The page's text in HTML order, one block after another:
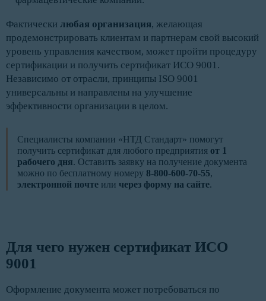
Фактически любая организация, желающая
продемонстрировать клиентам и партнерам свой высокий
уровень управления качеством, может пройти процедуру
сертификации и получить сертификат ИСО 9001.
Независимо от отрасли, принципы ISO 9001
универсальны и направлены на улучшение
эффективности организации в целом.
Специалисты компании «НТД Стандарт» помогут
получить сертификат для любого предприятия от 1
рабочего дня. Оставить заявку на получение документа
можно по бесплатному номеру 8-800-600-70-55,
электронной почте или через форму на сайте.
Для чего нужен сертификат ИСО
9001
Оформление документа может потребоваться по